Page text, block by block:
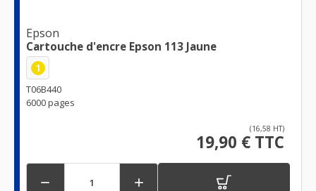
Epson
Cartouche d'encre Epson 113 Jaune
1
T06B440
6000 pages
(16,58 HT)
19,90 € TTC
 